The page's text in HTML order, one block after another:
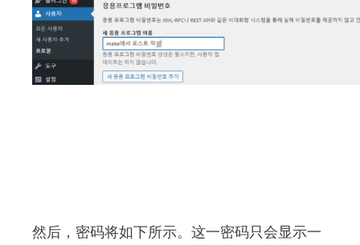
然后，密码将如下所示。这一密码只会显示一